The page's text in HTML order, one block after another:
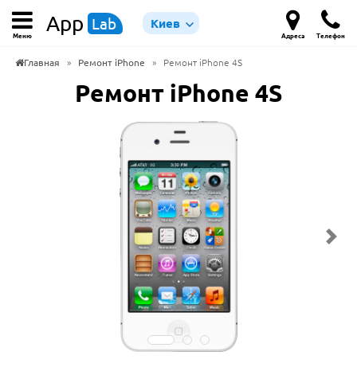
Меню App Lab Киев
Адреса Телефон
Главная » Ремонт iPhone » Ремонт iPhone 4S
Ремонт iPhone 4S